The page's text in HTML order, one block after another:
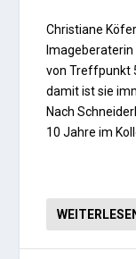
Christiane
von Treffpunkt
damit ist sie
Nach
10 Jahre im